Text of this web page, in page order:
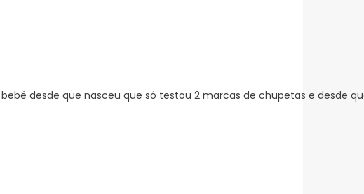
desde que nasceu que só testou 2 marcas de chupetas e